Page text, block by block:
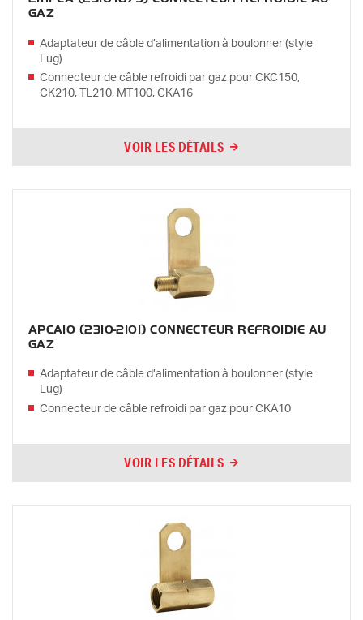
GAZ
Adaptateur de câble d’alimentation à boulonner (style
Lug)
Connecteur de câble refroidi par gaz pour CKC150,
CK210, TL210, MT100, CKA16
VOIR LES DÉTAILS
APCA10 (2310-2101) CONNECTEUR REFROIDIE AU
GAZ
Adaptateur de câble d’alimentation à boulonner (style
Lug)
Connecteur de câble refroidi par gaz pour CKA10
VOIR LES DÉTAILS